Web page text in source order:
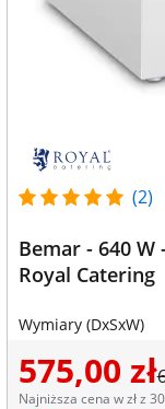
(2)
Bemar - 640 W
Royal Catering
Wymiary (DxSxW)
575,00 zł
Najniższa cena w zł z